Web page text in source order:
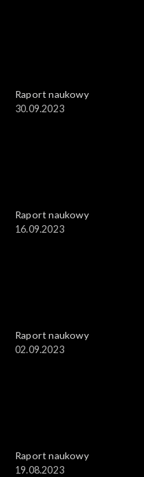
Raport naukowy
30.09.2023
Raport naukowy
16.09.2023
Raport naukowy
02.09.2023
Raport naukowy
19.08.2023